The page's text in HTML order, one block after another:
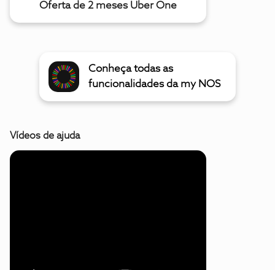
Oferta de 2 meses Uber One
Conheça todas as
funcionalidades da my NOS
Vídeos de ajuda